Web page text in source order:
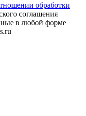
обработки
соглашения
в любой форме